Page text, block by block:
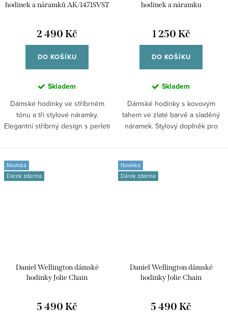
hodinek a náramků AK/1471SVST
2 490 Kč
DO KOŠÍKU
Skladem
Dámské hodinky ve stříbrném
tónu a tři stylové náramky.
Elegantní stříbrný design s perletí
hodinek a náramku
1 250 Kč
DO KOŠÍKU
Skladem
Dámské hodinky s kovovým
tahem ve zlaté barvě a sladěný
náramek. Stylový doplněk pro
Novinka
Dárek zdarma
Daniel Wellington dámské
hodinky Jolie Chain
5 490 Kč
Novinka
Dárek zdarma
Daniel Wellington dámské
hodinky Jolie Chain
5 490 Kč